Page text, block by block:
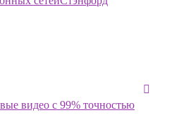
видео с 99% точностью